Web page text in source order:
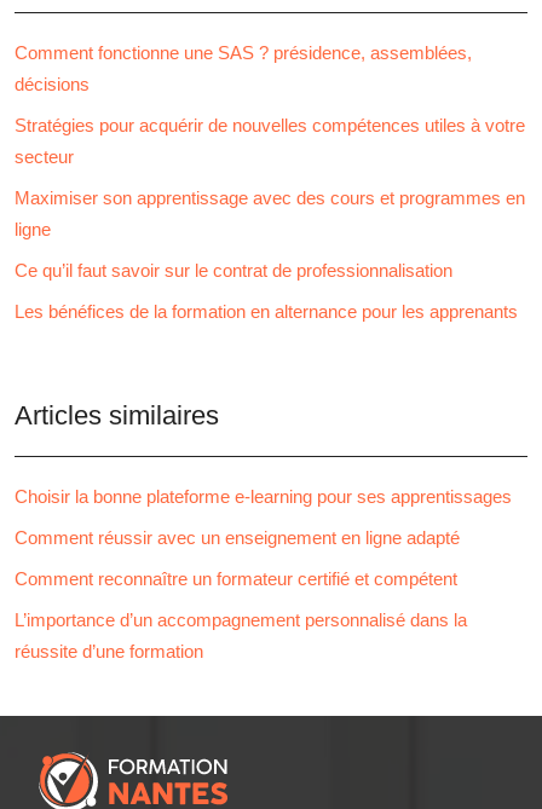
Comment fonctionne une SAS ? présidence, assemblées,
décisions
Stratégies pour acquérir de nouvelles compétences utiles à votre
secteur
Maximiser son apprentissage avec des cours et programmes en
ligne
Ce qu’il faut savoir sur le contrat de professionnalisation
Les bénéfices de la formation en alternance pour les apprenants
Articles similaires
Choisir la bonne plateforme e-learning pour ses apprentissages
Comment réussir avec un enseignement en ligne adapté
Comment reconnaître un formateur certifié et compétent
L’importance d’un accompagnement personnalisé dans la
réussite d’une formation